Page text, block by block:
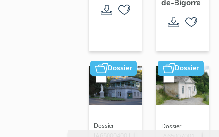
maison
de-Bigorre
Dossier
Dossier
Dossier
Dossier